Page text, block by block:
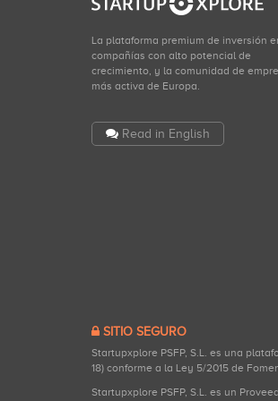
La plataforma premium de inversión
compañías con alto potencial de
crecimiento, y la comunidad de
más activa de Europa.
Read in English
SITIO SEGURO
Startupxplore PSFP, S.L. es una
18) conforme a la Ley 5/2015 de
Startupxplore PSFP, S.L. es un